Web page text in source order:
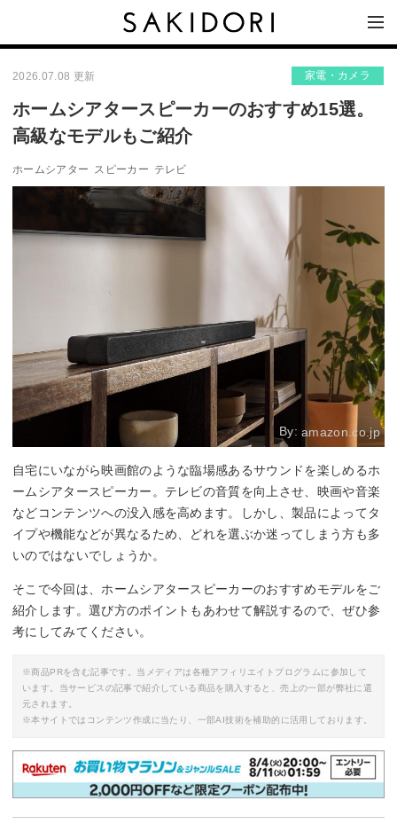
2026.07.08 更新 家電・カメラ
ホームシアタースピーカーのおすすめ15選。
高級なモデルもご紹介
ホームシアター スピーカー テレビ
By:amazon.co.jp
自宅にいながら映画館のような臨場感あるサウンドを楽しめるホ
ームシアタースピーカー。テレビの音質を向上させ、映画や音楽
などコンテンツへの没入感を高めます。しかし、製品によってタ
イプや機能などが異なるため、どれを選ぶか迷ってしまう方も多
いのではないでしょうか。
そこで今回は、ホームシアタースピーカーのおすすめモデルをご
紹介します。選び方のポイントもあわせて解説するので、ぜひ参
考にしてみてください。
※商品PRを含む記事です。当メディアは各種アフィリエイトプログラムに参加して
います。当サービスの記事で紹介している商品を購入すると、売上の一部が弊社に還
元されます。
※本サイトではコンテンツ作成に当たり、一部AI技術を補助的に活用しております。